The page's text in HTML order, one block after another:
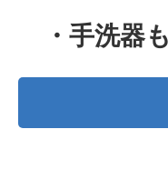
・手洗器